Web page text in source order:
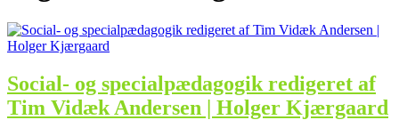
Social- og specialpædagogik redigeret af
Tim Vidæk Andersen | Holger Kjærgaard